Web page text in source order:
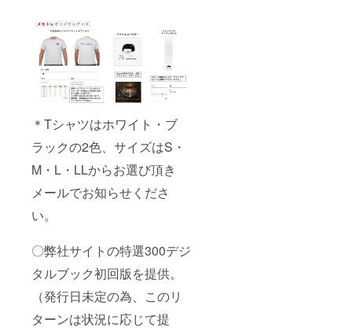
＊Tシャツはホワイト・ブ
ラックの2色、サイズはS・
M・L・LLからお選び頂き
メールでお知らせくださ
い。
〇弊社サイトの特選300デジ
タルブック初回版を提供。
（発行日未定の為、このリ
ターンは状況に応じて提